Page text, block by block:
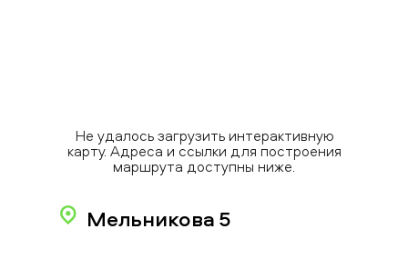
Не удалось загрузить интерактивную
карту. Адреса и ссылки для построения
маршрута доступны ниже.
Мельникова 5